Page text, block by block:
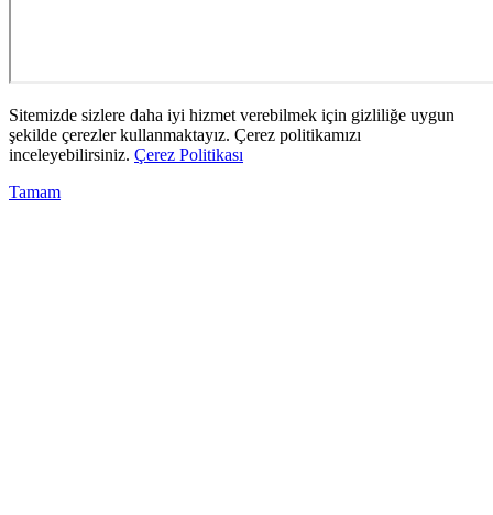
Sitemizde sizlere daha iyi hizmet verebilmek için gizliliğe uygun
şekilde çerezler kullanmaktayız. Çerez politikamızı
inceleyebilirsiniz. Çerez Politikası
Tamam